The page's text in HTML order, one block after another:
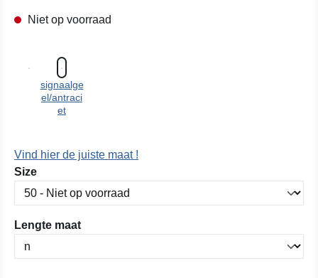
Niet op voorraad
signaalge
el/antraci
et
Vind hier de juiste maat !
Selecteer
Size
Selecteer
Lengte maat